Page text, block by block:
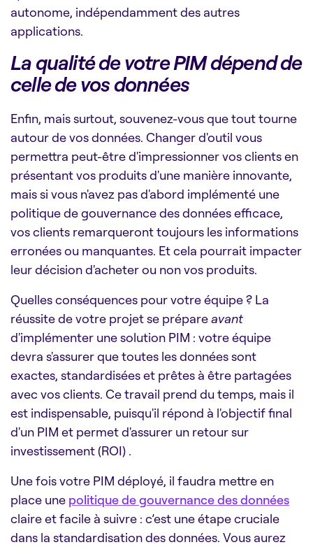
autonome, indépendamment des autres
applications.
La qualité de votre PIM dépend de
celle de vos données
Enfin, mais surtout, souvenez-vous que tout tourne
autour de vos données. Changer d'outil vous
permettra peut-être d'impressionner vos clients en
présentant vos produits d'une manière innovante,
mais si vous n'avez pas d'abord implémenté une
politique de gouvernance des données efficace,
vos clients remarqueront toujours les informations
erronées ou manquantes. Et cela pourrait impacter
leur décision d'acheter ou non vos produits.
Quelles conséquences pour votre équipe ? La
réussite de votre projet se prépareavant
d'implémenter une solution PIM : votre équipe
devra s'assurer que toutes les données sont
exactes, standardisées et prêtes à être partagées
avec vos clients. Ce travail prend du temps, mais il
est indispensable, puisqu'il répond à l'objectif final
d'un PIM et permet d'assurer un retour sur
investissement (ROI) .
Une fois votre PIM déployé, il faudra mettre en
place une politique de gouvernance des données
claire et facile à suivre : c’est une étape cruciale
dans la standardisation des données. Vous aurez